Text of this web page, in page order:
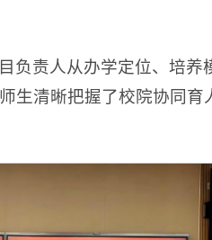
负责人从办学定位、培养
生清晰把握了校院协同育